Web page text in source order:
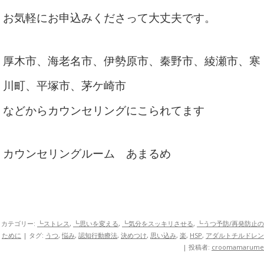
お気軽にお申込みくださって大丈夫です。
厚木市、海老名市、伊勢原市、秦野市、綾瀬市、寒
川町、平塚市、茅ケ崎市
などからカウンセリングにこられてます
カウンセリングルーム あまるめ
カテゴリー: ┗ストレス , ┗思いを変える, ┗気分をスッキリさせる, ┗うつ予防/再発防止の
ために | タグ: うつ, 悩み, 認知行動療法, 決めつけ, 思い込み, 楽, HSP, アダルトチルドレン
| 投稿者: croomamarume